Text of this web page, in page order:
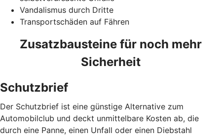
Vandalismus durch Dritte
Transportschäden auf Fähren
Zusatzbausteine für noch mehr
Sicherheit
Schutzbrief
Der Schutzbrief ist eine günstige Alternative zum
Automobilclub und deckt unmittelbare Kosten ab, die
durch eine Panne, einen Unfall oder einen Diebstahl